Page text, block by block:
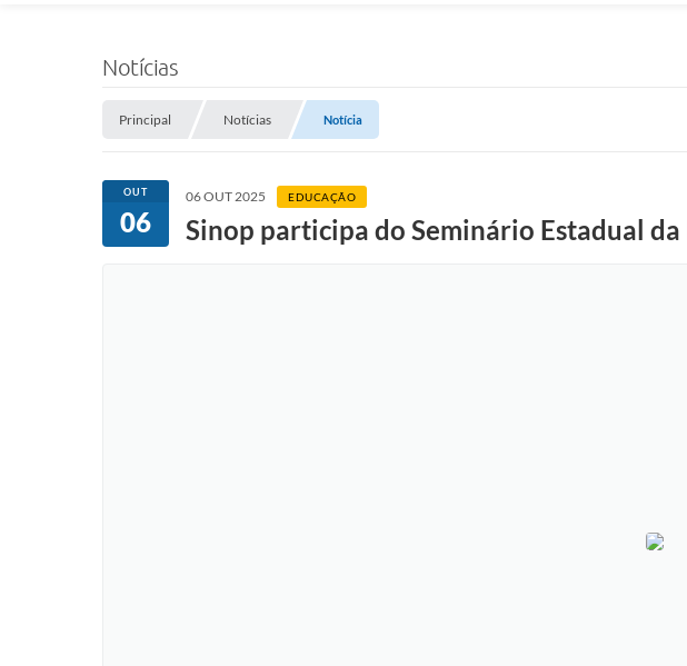
Notícias
Principal Notícias Notícia
OUT
06
06 OUT 2025 EDUCAÇÃO
Sinop participa do Seminário Estadual